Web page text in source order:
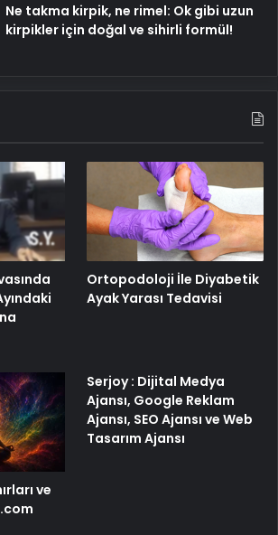
Ne takma kirpik, ne rimel: Ok gibi uzun
kirpikler için doğal ve sihirli formül!
Ortopodoloji İle Diyabetik
Ayak Yarası Tedavisi
ve
Serjoy : Dijital Medya
Ajansı, Google Reklam
Ajansı, SEO Ajansı ve Web
Tasarım Ajansı